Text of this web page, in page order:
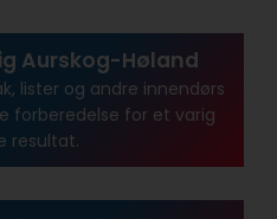
Aurskog-Høland
lister og andre innendørs
forberedelse for et varig
resultat.